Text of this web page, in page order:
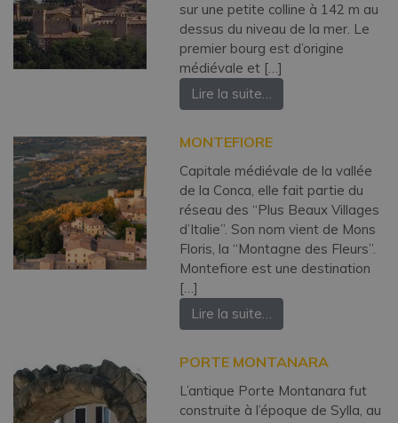
sur une petite colline à 142 m au
dessus du niveau de la mer. Le
premier bourg est d’origine
médiévale et […]
Lire la suite…
MONTEFIORE
Capitale médiévale de la vallée
de la Conca, elle fait partie du
réseau des “Plus Beaux Villages
d’Italie”. Son nom vient de Mons
Floris, la “Montagne des Fleurs”.
Montefiore est une destination
[…]
Lire la suite…
PORTE MONTANARA
L’antique Porte Montanara fut
construite à l’époque de Sylla, au